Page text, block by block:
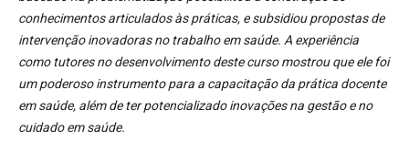
conhecimentos articulados às práticas, e subsidiou propostas de
intervenção inovadoras no trabalho em saúde. A experiência
como tutores no desenvolvimento deste curso mostrou que ele foi
um poderoso instrumento para a capacitação da prática docente
em saúde, além de ter potencializado inovações na gestão e no
cuidado em saúde.